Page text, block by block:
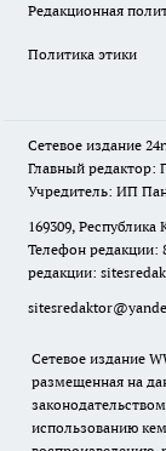
Редакционная
Политика этики
Сетевое издание
Главный редактор:
Учредитель: ИП
169309, Республика
Телефон редакции:
редакции:
Сетевое издание
размещенная на
использованию